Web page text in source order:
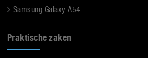
Samsung Galaxy A54
Praktische zaken